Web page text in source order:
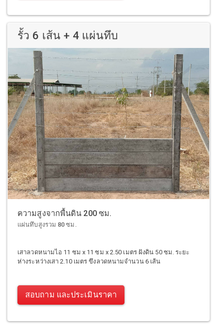
รั้ว 6 เส้น + 4 แผ่นทึบ
ความสูงจากพื้นดิน 200 ซม.
แผ่นทึบสูงรวม 80 ซม.
เสาลวดหนามไอ 11 ซม x 11 ซม x 2.50 เมตร ฝังดิน 50 ซม. ระยะ
ห่างระหว่างเสา 2.10 เมตร ขึงลวดหนามจำนวน 6 เส้น
สอบถาม และประเมินราคา